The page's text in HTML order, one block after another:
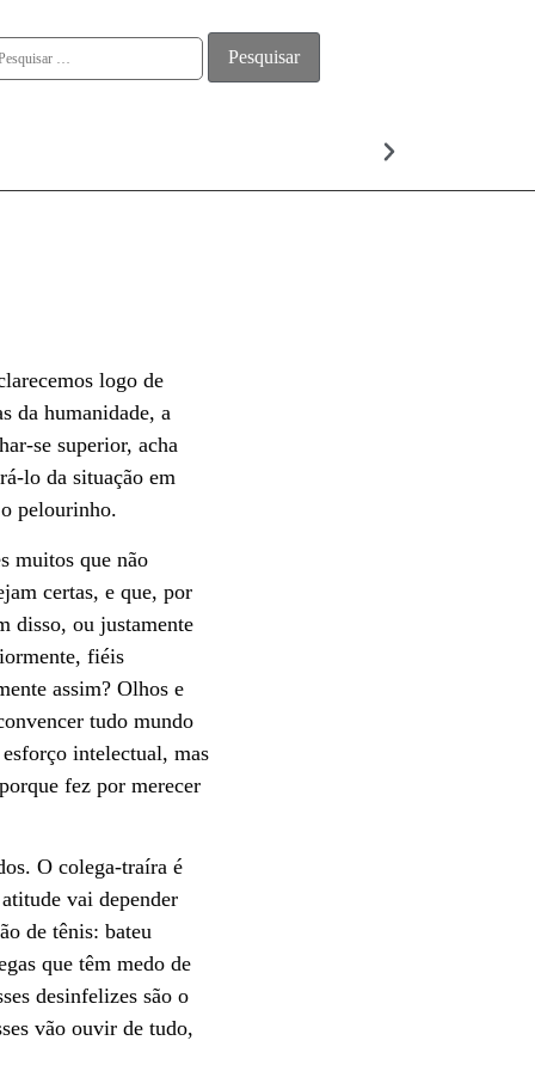
ALMA
logo de
da humanidade, a
se superior, acha
lo da situação em
pelourinho.
muitos que não
certas, e que, por
disso, ou justamente
fiéis
assim? Olhos e
tudo mundo
intelectual, mas
fez por merecer
O colega-traíra é
vai depender
de tênis: bateu
que têm medo de
desinfelizes são o
vão ouvir de tudo,